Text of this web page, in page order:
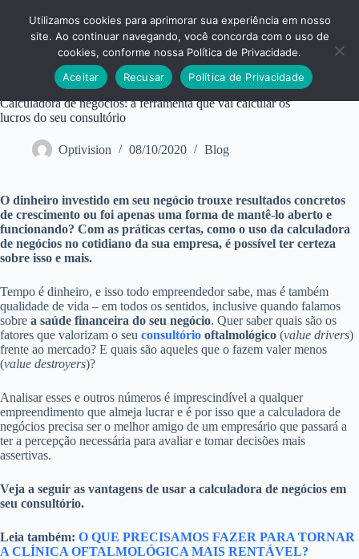
Calculadora de negócios: a ferramenta que vai calcular os
lucros do seu consultório
Optivision 08/10/2020 Blog
O dinheiro investido em seu negócio trouxe resultados concretos
de crescimento ou foi apenas uma forma de mantê-lo aberto e
funcionando? Com as práticas certas, como o uso da calculadora
de negócios no cotidiano da sua empresa, é possível ter certeza
sobre isso e mais.
Tempo é dinheiro, e isso todo empreendedor sabe, mas é também
qualidade de vida – em todos os sentidos, inclusive quando falamos
sobre a saúde financeira do seu negócio. Quer saber quais são os
fatores que valorizam o seu consultório oftalmológico (value drivers)
frente ao mercado? E quais são aqueles que o fazem valer menos
(value destroyers)?
Analisar esses e outros números é imprescindível a qualquer
empreendimento que almeja lucrar e é por isso que a calculadora de
negócios precisa ser o melhor amigo de um empresário que passará a
ter a percepção necessária para avaliar e tomar decisões mais
assertivas.
Veja a seguir as vantagens de usar a calculadora de negócios em
seu consultório.
Leia também: O QUE PRECISAMOS FAZER PARA TORNAR
A CLÍNICA OFTALMOLÓGICA MAIS RENTÁVEL?
Utilizamos cookies para aprimorar sua experiência em nosso
site. Ao continuar navegando, você concorda com o uso de
cookies, conforme nossa Política de Privacidade.
Aceitar
Recusar Política de Privacidade